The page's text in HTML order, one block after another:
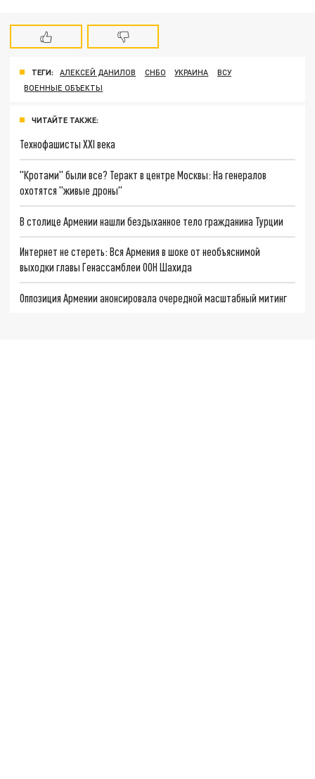
ТЕГИ: АЛЕКСЕЙ ДАНИЛОВ СНБО УКРАИНА
ВСУ
ВОЕННЫЕ ОБЪЕКТЫ
ЧИТАЙТЕ ТАКЖЕ:
Технофашисты XXI века
"Кротами" были все? Теракт в центре Москвы: На генералов
охотятся "живые дроны"
В столице Армении нашли бездыханное тело гражданина Турции
Интернет не стереть: Вся Армения в шоке от необъяснимой
выходки главы Генассамблеи ООН Шахида
Оппозиция Армении анонсировала очередной масштабный митинг